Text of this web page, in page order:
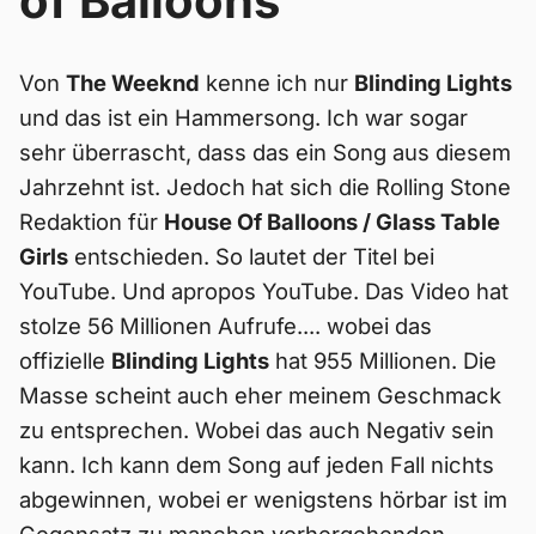
Von The Weeknd kenne ich nur Blinding Lights
und das ist ein Hammersong. Ich war sogar
sehr überrascht, dass das ein Song aus diesem
Jahrzehnt ist. Jedoch hat sich die Rolling Stone
Redaktion für House Of Balloons / Glass Table
Girls entschieden. So lautet der Titel bei
YouTube. Und apropos YouTube. Das Video hat
stolze 56 Millionen Aufrufe.... wobei das
offizielle Blinding Lights hat 955 Millionen. Die
Masse scheint auch eher meinem Geschmack
zu entsprechen. Wobei das auch Negativ sein
kann. Ich kann dem Song auf jeden Fall nichts
abgewinnen, wobei er wenigstens hörbar ist im